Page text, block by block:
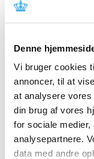
Denne
Vi bruger cookies
annoncer, til at
at analysere
din brug af vores
for sociale medier,
analysepartnere.
data med andre
|29. januar 2013
Høring over
forslag til
lægemidler
|8. januar 2013|
tilskudsstatus for